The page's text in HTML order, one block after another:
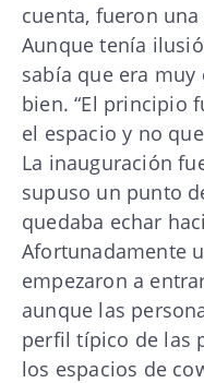
cuenta, fueron
Aunque tenía
sabía que era
bien. “El principio
el espacio y no
La inauguración
supuso un punto
quedaba echar
Afortunadamente
empezaron a
aunque las
perfil típico de las
los espacios de